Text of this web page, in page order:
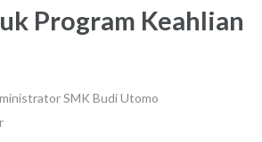
Program Keahlian
SMK Budi Utomo